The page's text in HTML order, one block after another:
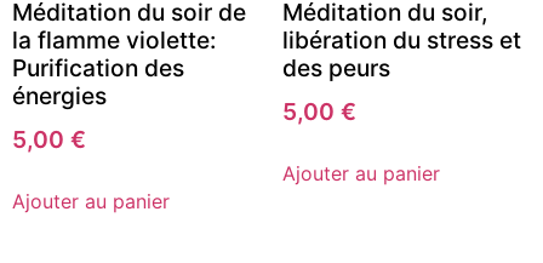
Méditation du soir de
la flamme violette:
Purification des
énergies
5,00 €
Ajouter au panier
Méditation du soir,
libération du stress et
des peurs
5,00 €
Ajouter au panier